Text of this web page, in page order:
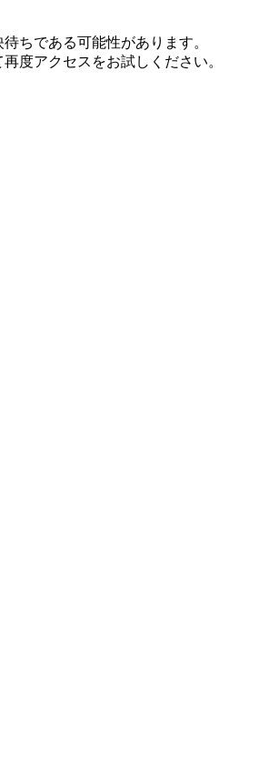
ちである可能性があります。
度アクセスをお試しください。